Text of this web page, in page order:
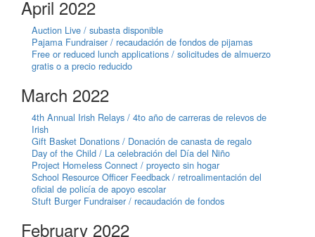
April 2022
Auction Live / subasta disponible
Pajama Fundraiser / recaudación de fondos de pijamas
Free or reduced lunch applications / solicitudes de almuerzo
gratis o a precio reducido
March 2022
4th Annual Irish Relays / 4to año de carreras de relevos de
Irish
Gift Basket Donations / Donación de canasta de regalo
Day of the Child / La celebración del Día del Niño
Project Homeless Connect / proyecto sin hogar
School Resource Officer Feedback / retroalimentación del
oficial de policía de apoyo escolar
Stuft Burger Fundraiser / recaudación de fondos
February 2022